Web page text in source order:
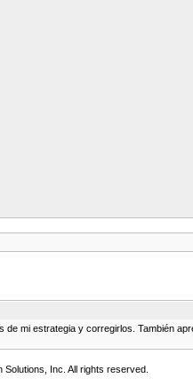
mi estrategia y corregirlos. También
Inc. All rights reserved.